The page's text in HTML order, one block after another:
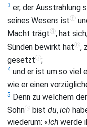
3 er, der Ausstrahlung
seines Wesens istⓕ
Macht trägtⓖ, hat
Sünden bewirkt hatⓗ,
gesetztⓘ;
4und er ist um so viel
wie er einen
5 Denn zu welchem
Sohnⓚ bist du, ich
wiederum: «Ich werde